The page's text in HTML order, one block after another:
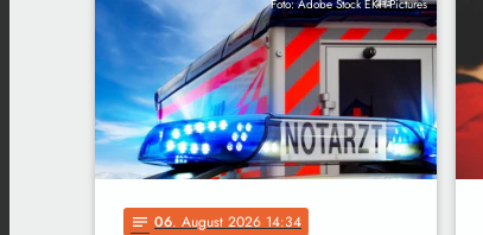
Foto: Adobe Stock EKH-Pictures
notes 06. August 2026 14:34